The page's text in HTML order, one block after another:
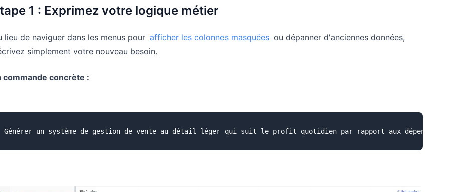
1 : Exprimez votre logique métier
lieu de naviguer dans les menus pour afficher les colonnes masquées ou dépanner d'anciennes données,
simplement votre nouveau besoin.
commande concrète :